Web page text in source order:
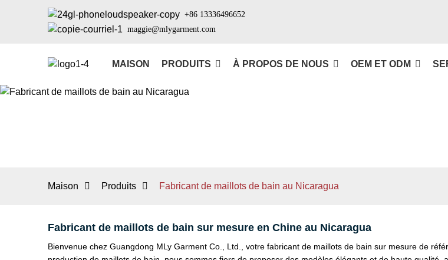
+86 13336496652
maggie@mlygarment.com
MAISON PRODUITS À PROPOS DE NOUS OEM ET ODM
Maison Produits Fabricant de maillots de bain au Nicaragua
Fabricant de maillots de bain sur mesure en Chine au Nicaragua
Bienvenue chez Guangdong MLy Garment Co., Ltd., votre fabricant de maillots de bain sur mesure de